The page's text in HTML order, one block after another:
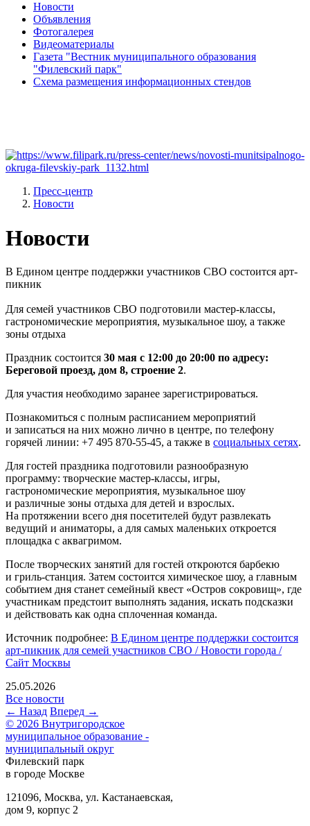
Новости
Объявления
Фотогалерея
Видеоматериалы
Газета "Вестник муниципального образования
"Филевский парк"
Схема размещения информационных стендов
Пресс-центр
Новости
Новости
В Едином центре поддержки участников СВО состоится арт-
пикник
Для семей участников СВО подготовили мастер-классы,
гастрономические мероприятия, музыкальное шоу, а также
зоны отдыха
Праздник состоится 30 мая с 12:00 до 20:00 по адресу:
Береговой проезд, дом 8, строение 2.
Для участия необходимо заранее зарегистрироваться.
Познакомиться с полным расписанием мероприятий
и записаться на них можно лично в центре, по телефону
горячей линии: +7 495 870⁠-55⁠-45, а также в социальных сетях.
Для гостей праздника подготовили разнообразную
программу: творческие мастер-классы, игры,
гастрономические мероприятия, музыкальное шоу
и различные зоны отдыха для детей и взрослых.
На протяжении всего дня посетителей будут развлекать
ведущий и аниматоры, а для самых маленьких откроется
площадка с аквагримом.
После творческих занятий для гостей откроются барбекю
и гриль-станция. Затем состоится химическое шоу, а главным
событием дня станет семейный квест «Остров сокровищ», где
участникам предстоит выполнять задания, искать подсказки
и действовать как одна сплоченная команда.
Источник подробнее: В Едином центре поддержки состоится
арт-пикник для семей участников СВО / Новости города /
Сайт Москвы
25.05.2026
Все новости
← Назад Вперед →
© 2026 Внутригородское
муниципальное образование -
муниципальный округ
Филевский парк
в городе Москве
121096, Москва, ул. Кастанаевская,
дом 9, корпус 2